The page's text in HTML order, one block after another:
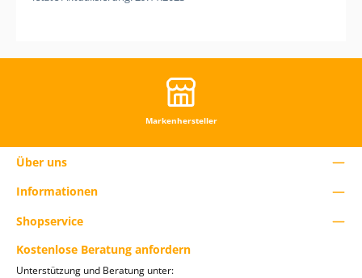
Markenhersteller
Über uns
Informationen
Shopservice
Kostenlose Beratung anfordern
Unterstützung und Beratung unter: